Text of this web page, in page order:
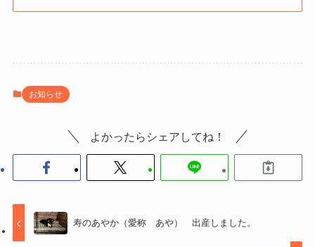
お知らせ
よかったらシェアしてね！
寿のあやか（愛称 あや） 出産しました。